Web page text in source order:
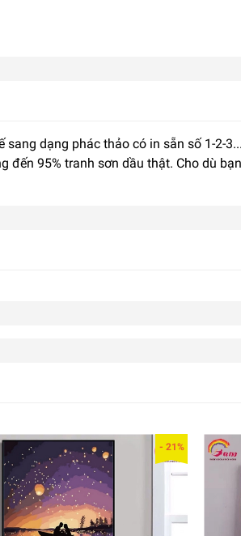
dạng phác thảo có in sẵn số 1-2-
đến 95% tranh sơn dầu thật. Cho dù
- 21%